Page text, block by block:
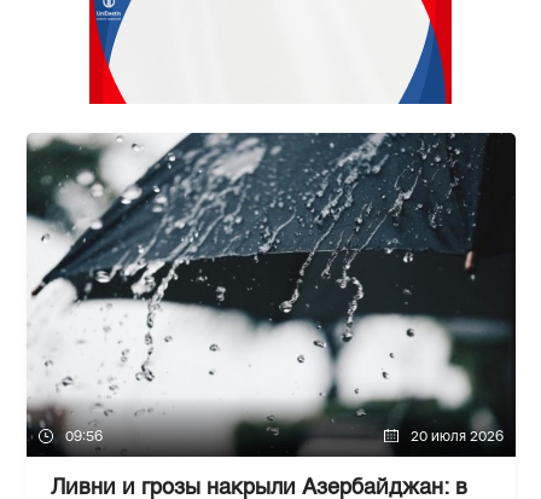
09:56 20 июля 2026
Ливни и грозы накрыли Азербайджан: в